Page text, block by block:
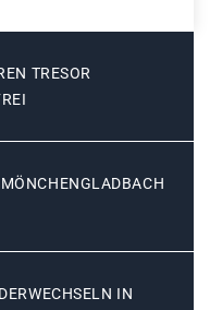
TRESOR
IN M